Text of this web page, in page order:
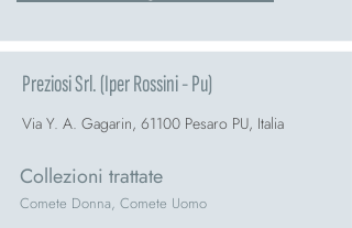
Preziosi Srl. (Iper Rossini - Pu)
Via Y. A. Gagarin, 61100 Pesaro PU, Italia
Collezioni trattate
Comete Donna, Comete Uomo